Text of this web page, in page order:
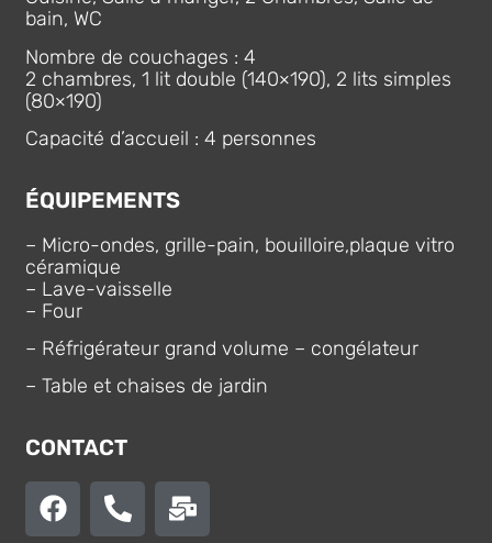
bain, WC
Nombre de couchages : 4
2 chambres, 1 lit double (140×190), 2 lits simples
(80×190)
Capacité d’accueil : 4 personnes
ÉQUIPEMENTS
– Micro-ondes, grille-pain, bouilloire,plaque vitro
céramique
– Lave-vaisselle
– Four
– Réfrigérateur grand volume – congélateur
– Table et chaises de jardin
CONTACT​